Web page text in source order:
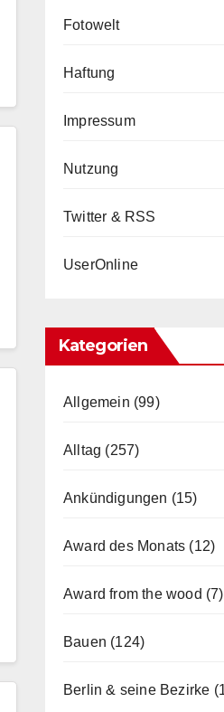
Fotowelt
Haftung
Impressum
Nutzung
Twitter & RSS
UserOnline
Kategorien
Allgemein (99)
Alltag (257)
Ankündigungen (15)
Award des Monats (12)
Award from the wood (7)
Bauen (124)
Berlin & seine Bezirke